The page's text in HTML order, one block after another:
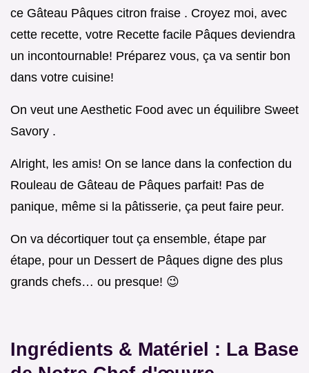
ce Gâteau Pâques citron fraise . Croyez moi, avec
cette recette, votre Recette facile Pâques deviendra
un incontournable! Préparez vous, ça va sentir bon
dans votre cuisine!
On veut une Aesthetic Food avec un équilibre Sweet
Savory .
Alright, les amis! On se lance dans la confection du
Rouleau de Gâteau de Pâques parfait! Pas de
panique, même si la pâtisserie, ça peut faire peur.
On va décortiquer tout ça ensemble, étape par
étape, pour un Dessert de Pâques digne des plus
grands chefs… ou presque! 😉
Ingrédients & Matériel : La Base